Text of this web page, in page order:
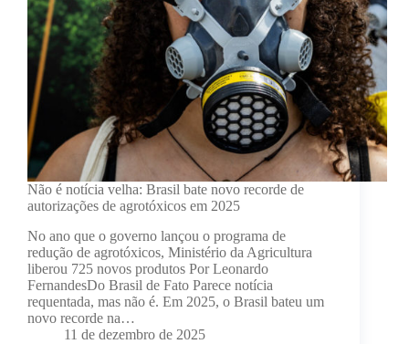
Não é notícia velha: Brasil bate novo recorde de
autorizações de agrotóxicos em 2025
No ano que o governo lançou o programa de
redução de agrotóxicos, Ministério da Agricultura
liberou 725 novos produtos Por Leonardo
FernandesDo Brasil de Fato Parece notícia
requentada, mas não é. Em 2025, o Brasil bateu um
novo recorde na…
11 de dezembro de 2025